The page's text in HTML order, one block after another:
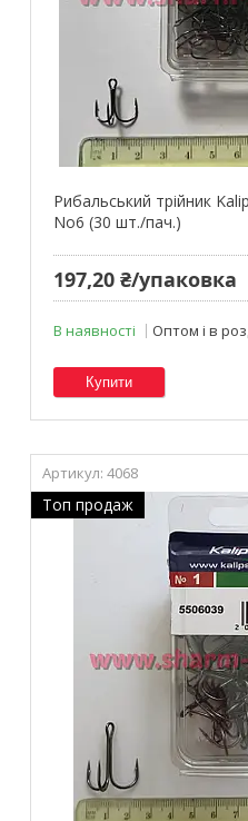
Рибальський трійник
No6 (30 шт./пач.)
197,20 ₴/упаковка
В наявності Оптом і в
Купити
4068
Топ продаж